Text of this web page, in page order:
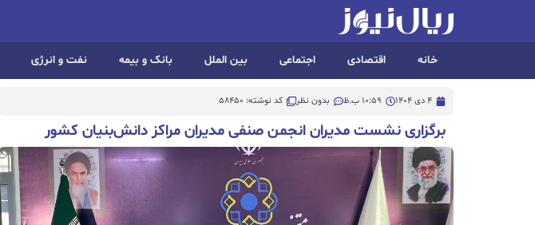
خانه اقتصادی اجتماعی بین الملل بانک و بیمه نفت و انرژی
4 دی 1404 10:59 ب.ظ بدون نظر کد نوشته: 58450
برگزاری نشست مدیران انجمن صنفی مدیران مراکز دانش‌بنیان کشور